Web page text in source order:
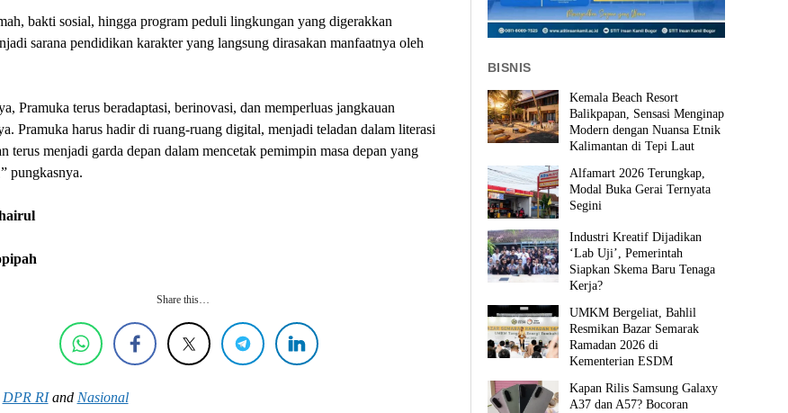
bakti sosial, hingga program peduli lingkungan yang digerakkan
sarana pendidikan karakter yang langsung dirasakan manfaatnya oleh
Pramuka terus beradaptasi, berinovasi, dan memperluas jangkauan
Pramuka harus hadir di ruang-ruang digital, menjadi teladan dalam literasi
terus menjadi garda depan dalam mencetak pemimpin masa depan yang
pungkasnya.
Share this…
DPR RIand Nasional
BISNIS
Kemala Beach Resort
Balikpapan, Sensasi Menginap
Modern dengan Nuansa Etnik
Kalimantan di Tepi Laut
Alfamart 2026 Terungkap,
Modal Buka Gerai Ternyata
Segini
Industri Kreatif Dijadikan
‘Lab Uji’, Pemerintah
Siapkan Skema Baru Tenaga
Kerja?
UMKM Bergeliat, Bahlil
Resmikan Bazar Semarak
Ramadan 2026 di
Kementerian ESDM
Kapan Rilis Samsung Galaxy
A37 dan A57? Bocoran